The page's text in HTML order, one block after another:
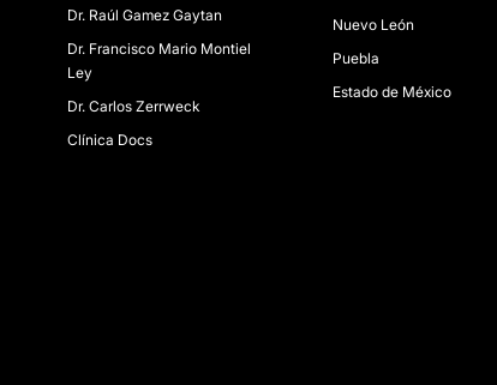
Dr. Raúl Gamez Gaytan​
Dr. Francisco Mario Montiel
Ley
Dr. Carlos Zerrweck
Clínica Docs
Nuevo León
Puebla
Estado de México